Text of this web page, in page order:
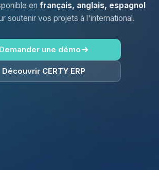
en français, anglais, espagnol
soutenir vos projets à l'international.
Demander une démo
Découvrir CERTY ERP